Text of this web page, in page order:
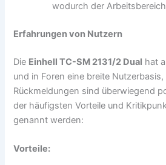
wodurch der
Erfahrungen von Nutzern
Die Einhell TC-SM 2131/2 Dual hat
und in Foren eine breite
Rückmeldungen sind überwiegend
der häufigsten Vorteile und
genannt werden:
Vorteile: